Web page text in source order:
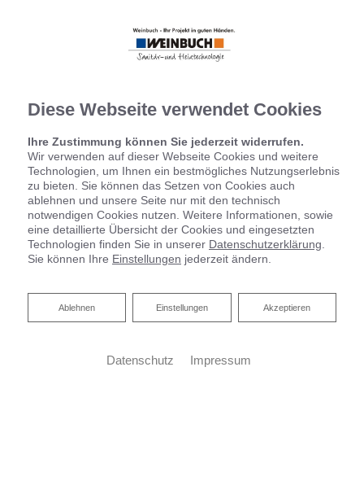
Diese Webseite verwendet Cookies
Ihre Zustimmung können Sie jederzeit widerrufen.
Wir verwenden auf dieser Webseite Cookies und weitere
Technologien, um Ihnen ein bestmögliches Nutzungserlebnis
zu bieten. Sie können das Setzen von Cookies auch
ablehnen und unsere Seite nur mit den technisch
notwendigen Cookies nutzen. Weitere Informationen, sowie
eine detaillierte Übersicht der Cookies und eingesetzten
Technologien finden Sie in unserer Datenschutzerklärung
Sie können Ihre Einstellungen jederzeit ändern.
Akzeptieren
Einstellungen
Ablehnen
Ablehnen
Datenschutz Impressum